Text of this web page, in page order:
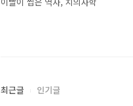
최근글 인기글